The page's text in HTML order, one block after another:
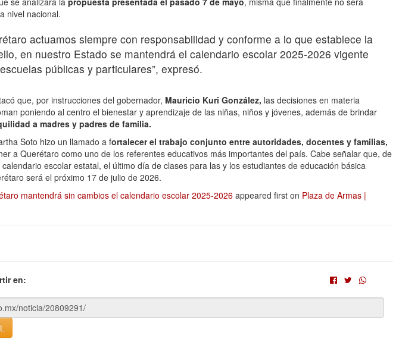
nivel nacional.
actuamos siempre con responsabilidad y conforme a lo que establece la
en nuestro Estado se mantendrá el calendario escolar 2025-2026 vigente
públicas y particulares”, expresó.
que, por instrucciones del gobernador, Mauricio Kuri González, las decisiones en materia
poniendo al centro el bienestar y aprendizaje de las niñas, niños y jóvenes, además de brindar
a madres y padres de familia.
Soto hizo un llamado a fortalecer el trabajo conjunto entre autoridades, docentes y familias,
a Querétaro como uno de los referentes educativos más importantes del país. Cabe señalar que, de
escolar estatal, el último día de clases para las y los estudiantes de educación básica
será el próximo 17 de julio de 2026.
mantendrá sin cambios el calendario escolar 2025-2026 appeared first on Plaza de Armas |
en: